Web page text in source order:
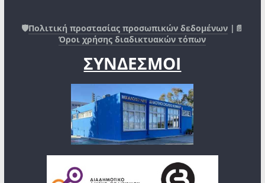
🛡️Πολιτική προστασίας προσωπικών δεδομένων |📄
Όροι χρήσης διαδικτυακών τόπων
ΣΥΝΔΕΣΜΟΙ